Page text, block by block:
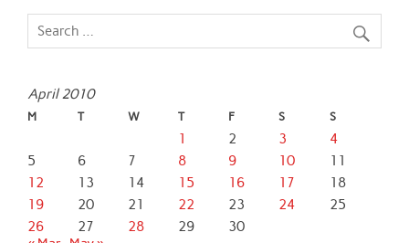
April 2010
M T W T F S S
1 2 3
4
5
6 7 8 9 10
11
12
13 14 15 16 17
18
19
20 21 22 23 24
25
26
27 28 29
30